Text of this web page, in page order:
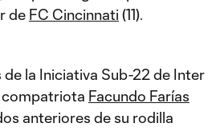
de FC Cincinnati (11).
la Iniciativa Sub-22 de Inter
compatriota Facundo Farías
anteriores de su rodilla